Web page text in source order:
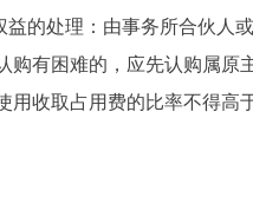
处理：由事务所合伙人
有困难的，应先认购属
收取占用费的比率不得高